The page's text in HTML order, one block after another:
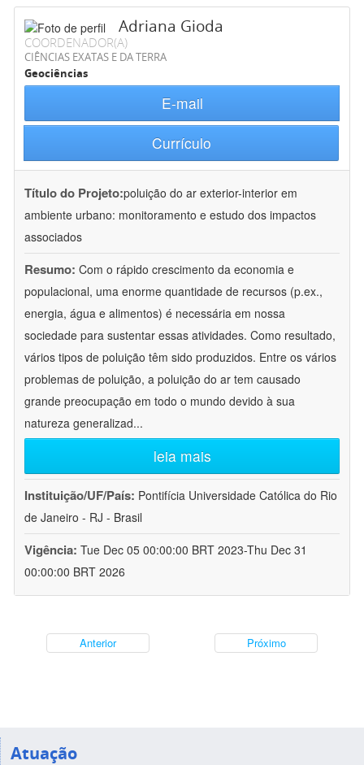
Adriana Gioda
COORDENADOR(A)
CIÊNCIAS EXATAS E DA TERRA
Geociências
E-mail
Currículo
Título do Projeto:poluição do ar exterior-interior em
ambiente urbano: monitoramento e estudo dos impactos
associados
Resumo: Com o rápido crescimento da economia e
populacional, uma enorme quantidade de recursos (p.ex.,
energia, água e alimentos) é necessária em nossa
sociedade para sustentar essas atividades. Como resultado,
vários tipos de poluição têm sido produzidos. Entre os vários
problemas de poluição, a poluição do ar tem causado
grande preocupação em todo o mundo devido à sua
natureza generalizad...
leia mais
Instituição/UF/País: Pontifícia Universidade Católica do Rio
de Janeiro - RJ - Brasil
Vigência: Tue Dec 05 00:00:00 BRT 2023-Thu Dec 31
00:00:00 BRT 2026
Anterior Próximo
Atuação